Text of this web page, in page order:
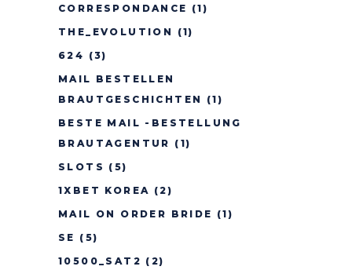
CORRESPONDANCE (1)
THE_EVOLUTION
(1)
624 (3)
MAIL BESTELLEN
BRAUTGESCHICHTEN
(1)
BESTE MAIL -BESTELLUNG
BRAUTAGENTUR (1)
SLOTS (5)
1XBET KOREA (2)
MAIL ON ORDER BRIDE (1)
SE (5)
10500_SAT2 (2)